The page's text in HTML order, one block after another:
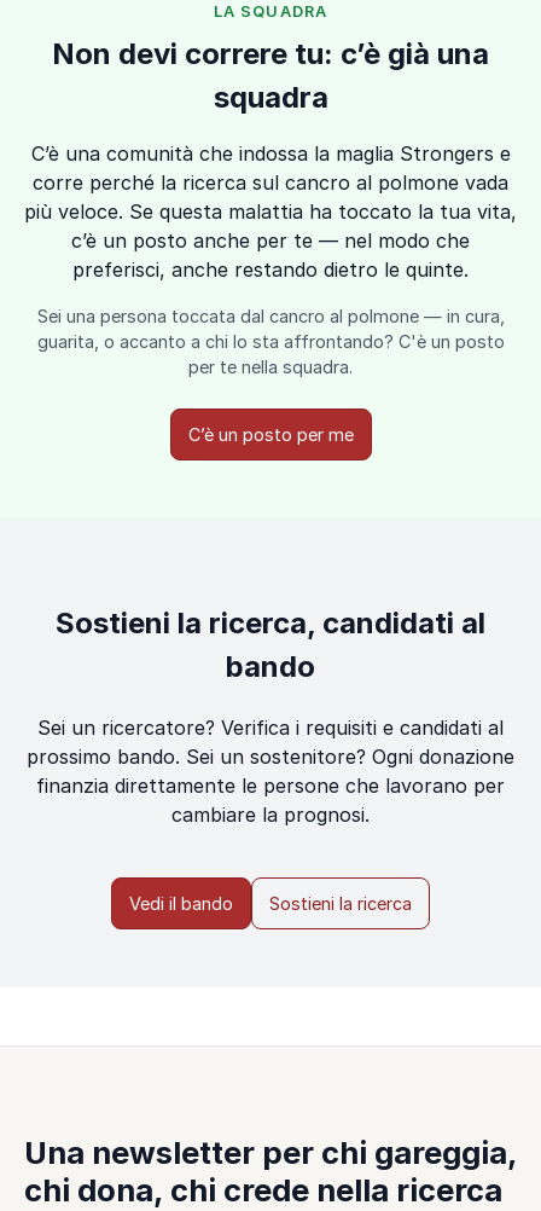
LA SQUADRA
Non devi correre tu: c’è già una
squadra
C’è una comunità che indossa la maglia Strongers e
corre perché la ricerca sul cancro al polmone vada
più veloce. Se questa malattia ha toccato la tua vita,
c’è un posto anche per te — nel modo che
preferisci, anche restando dietro le quinte.
Sei una persona toccata dal cancro al polmone — in cura,
guarita, o accanto a chi lo sta affrontando? C'è un posto
per te nella squadra.
C’è un posto per me
Sostieni la ricerca, candidati al
bando
Sei un ricercatore? Verifica i requisiti e candidati al
prossimo bando. Sei un sostenitore? Ogni donazione
finanzia direttamente le persone che lavorano per
cambiare la prognosi.
Vedi il bando Sostieni la ricerca
Una newsletter per chi gareggia,
chi dona, chi crede nella ricerca